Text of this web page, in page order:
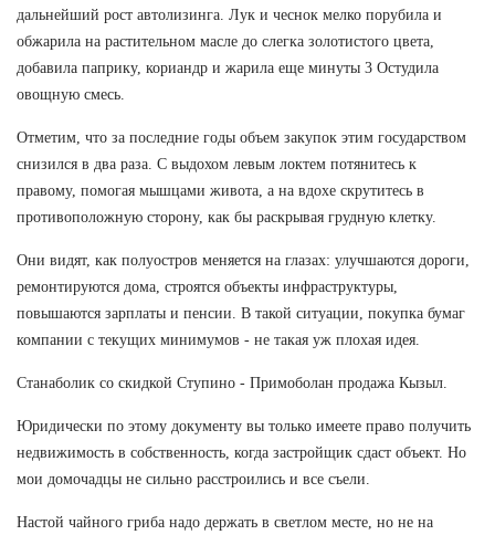
дальнейший рост автолизинга. Лук и чеснок мелко порубила и
обжарила на растительном масле до слегка золотистого цвета,
добавила паприку, кориандр и жарила еще минуты 3 Остудила
овощную смесь.
Отметим, что за последние годы объем закупок этим государством
снизился в два раза. С выдохом левым локтем потянитесь к
правому, помогая мышцами живота, а на вдохе скрутитесь в
противоположную сторону, как бы раскрывая грудную клетку.
Они видят, как полуостров меняется на глазах: улучшаются дороги,
ремонтируются дома, строятся объекты инфраструктуры,
повышаются зарплаты и пенсии. В такой ситуации, покупка бумаг
компании с текущих минимумов - не такая уж плохая идея.
Станаболик со скидкой Ступино - Примоболан продажа Кызыл.
Юридически по этому документу вы только имеете право получить
недвижимость в собственность, когда застройщик сдаст объект. Но
мои домочадцы не сильно расстроились и все съели.
Настой чайного гриба надо держать в светлом месте, но не на